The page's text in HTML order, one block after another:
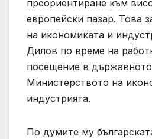
преориентиране към
европейски пазар. Това
на икономиката и
Дилов по време на
посещение в
Министерството на
индустрията.
По думите му